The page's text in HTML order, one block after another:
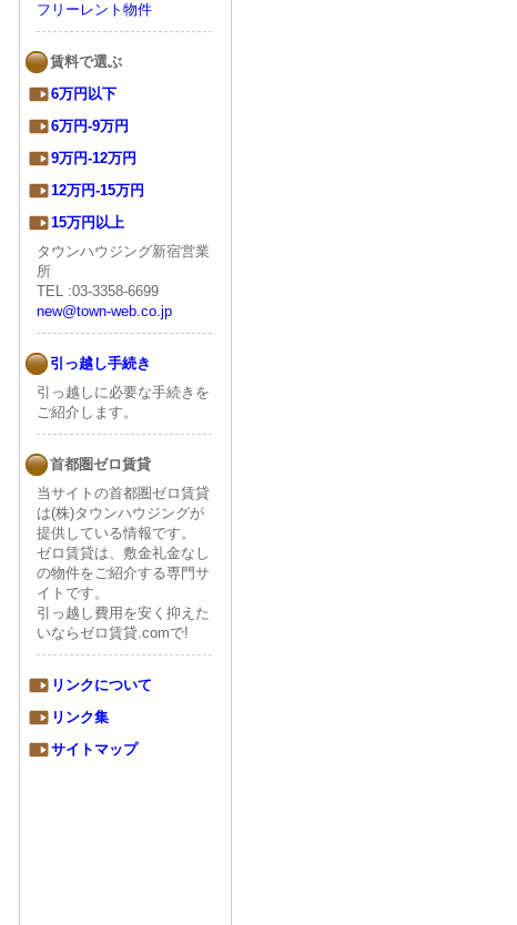
フリーレント物件
賃料で選ぶ
6万円以下
6万円-9万円
9万円-12万円
12万円-15万円
15万円以上
タウンハウジング新宿営業
所
TEL :03-3358-6699
new@town-web.co.jp
引っ越し手続き
引っ越しに必要な手続きを
ご紹介します。
首都圏ゼロ賃貸
当サイトの首都圏ゼロ賃貸
は(株)タウンハウジングが
提供している情報です。
ゼロ賃貸は、敷金礼金なし
の物件をご紹介する専門サ
イトです。
引っ越し費用を安く抑えた
いならゼロ賃貸.comで!
リンクについて
リンク集
サイトマップ